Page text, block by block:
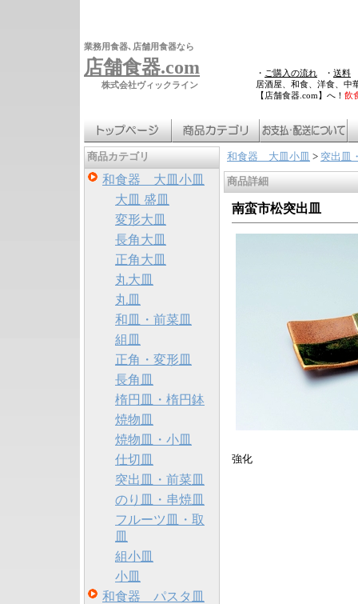
業務用食器､店舗用食器なら
店舗食器.com
株式会社ヴィックライン
・ ご購入の流れ ・ 送料
居酒屋、和食、洋食、中
【店舗食器.com】へ！ 飲
商品カテゴリ
和食器 大皿小皿
大皿 盛皿
変形大皿
長角大皿
正角大皿
丸大皿
丸皿
和皿・前菜皿
組皿
正角・変形皿
長角皿
楕円皿・楕円鉢
焼物皿
焼物皿・小皿
仕切皿
突出皿・前菜皿
のり皿・串焼皿
フルーツ皿・取
皿
組小皿
小皿
和食器 パスタ皿
和食器 大皿小皿 > 突出皿
商品詳細
南蛮市松突出皿
強化